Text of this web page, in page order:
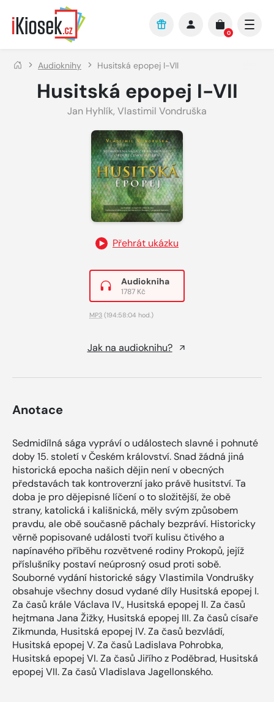
Přejít na hlavní obsah
0
Audioknihy Husitská epopej I-VII
Husitská epopej I-VII
Jan Hyhlík, Vlastimil Vondruška
Přehrát ukázku
Audiokniha
1787 Kč
MP3 (194:58:04 hod.)
Jak na audioknihu?
Anotace
Sedmidílná sága vypráví o událostech slavné i pohnuté
doby 15. století v Českém království. Snad žádná jiná
historická epocha našich dějin není v obecných
představách tak kontroverzní jako právě husitství. Ta
doba je pro dějepisné líčení o to složitější, že obě
strany, katolická i kališnická, měly svým způsobem
pravdu, ale obě současně páchaly bezpráví. Historicky
věrně popisované události tvoří kulisu čtivého a
napínavého příběhu rozvětvené rodiny Prokopů, jejíž
příslušníky postaví neúprosný osud proti sobě.
Souborné vydání historické ságy Vlastimila Vondrušky
obsahuje všechny dosud vydané díly Husitská epopej I.
Za časů krále Václava IV., Husitská epopej II. Za časů
hejtmana Jana Žižky, Husitská epopej III. Za časů císaře
Zikmunda, Husitská epopej IV. Za časů bezvládí,
Husitská epopej V. Za časů Ladislava Pohrobka,
Husitská epopej VI. Za časů Jiřího z Poděbrad, Husitská
epopej VII. Za časů Vladislava Jagellonského.